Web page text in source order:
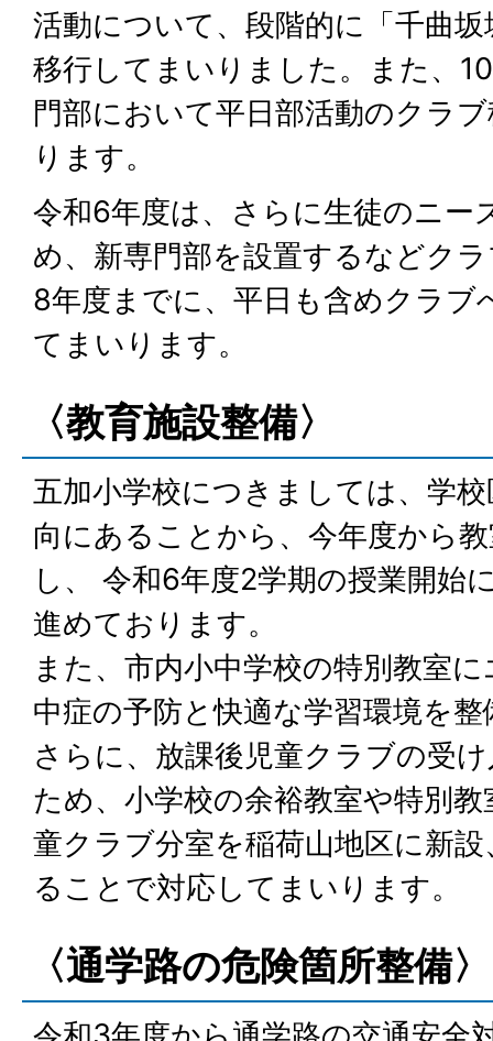
活動について、段階的に「千曲
移行してまいりました。また、
門部において平日部活動のクラ
ります。
令和6年度は、さらに生徒のニー
め、新専門部を設置するなどク
8年度までに、平日も含めクラブ
てまいります。
〈教育施設整備〉
五加小学校につきましては、学
向にあることから、今年度から
し、 令和6年度2学期の授業開始
進めております。
また、市内小中学校の特別教室
中症の予防と快適な学習環境を
さらに、放課後児童クラブの受
ため、小学校の余裕教室や特別
童クラブ分室を稲荷山地区に新
ることで対応してまいります。
〈通学路の危険箇所整備〉